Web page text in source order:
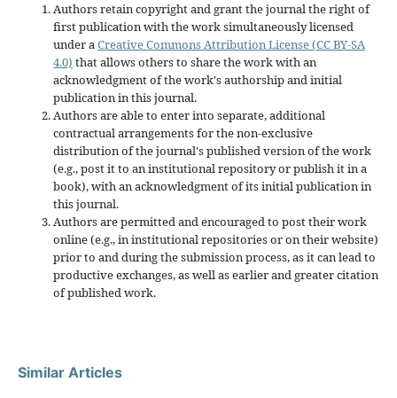
Authors retain copyright and grant the journal the right of
first publication with the work simultaneously licensed
under aCreative Commons Attribution License (CC BY-SA
4.0) that allows others to share the work with an
acknowledgment of the work's authorship and initial
publication in this journal.
Authors are able to enter into separate, additional
contractual arrangements for the non-exclusive
distribution of the journal's published version of the work
(e.g., post it to an institutional repository or publish it in a
book), with an acknowledgment of its initial publication in
this journal.
Authors are permitted and encouraged to post their work
online (e.g., in institutional repositories or on their website)
prior to and during the submission process, as it can lead to
productive exchanges, as well as earlier and greater citation
of published work.
Similar Articles